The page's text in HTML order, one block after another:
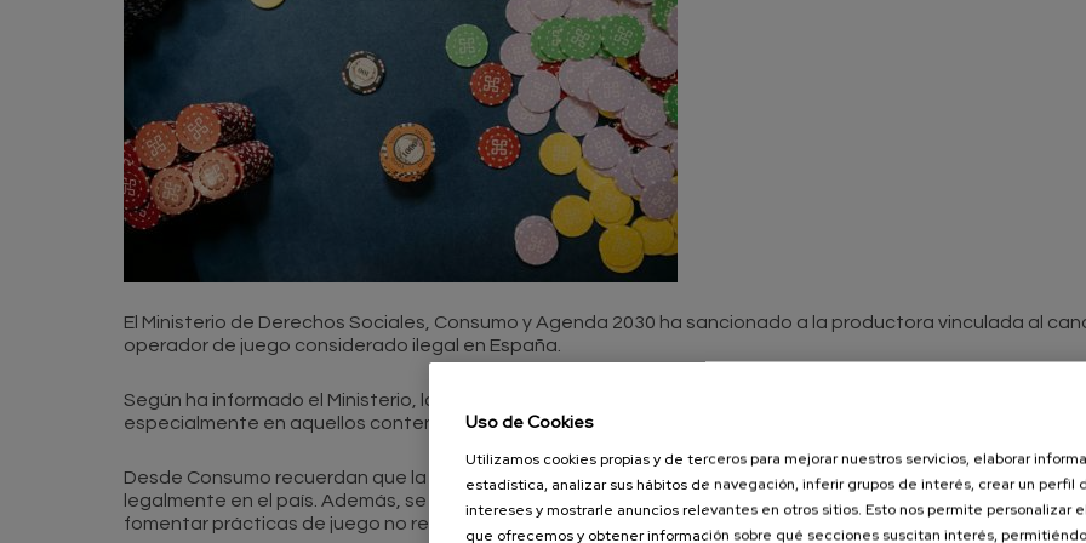
El Ministerio de Derechos Sociales, Consumo y Agenda 2030 ha sancionado a la productora vinculada al
operador de juego considerado ilegal en España.
Según ha informado el Ministerio, la actuación se enmarca dentro de las medidas de control y supervisión
especialmente en aquellos contenidos dirigidos o accesibles a públicos jóvenes a través de plataformas
Desde Consumo recuerdan que la normativa española prohíbe promocionar operadores de juego que no
legalmente en el país. Además, se insiste en la importancia de reforzar la protección de las personas
fomentar prácticas de juego no reguladas o potencialmente perjudiciales.
Uso de Cookies
Utilizamos cookies propias y de terceros para mejorar nuestros servicios, elaborar
estadística, analizar sus hábitos de navegación, inferir grupos de interés, crear un perfil
intereses y mostrarle anuncios relevantes en otros sitios. Esto nos permite personalizar
que ofrecemos y obtener información sobre qué secciones suscitan interés,